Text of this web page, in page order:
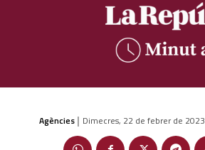
Agències | Dimecres, 22 de febrer de 2023